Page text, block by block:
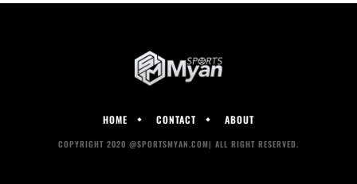
HOME CONTACT ABOUT
COPYRIGHT 2020 @SPORTSMYAN.COM| ALL RIGHT RESERVED.